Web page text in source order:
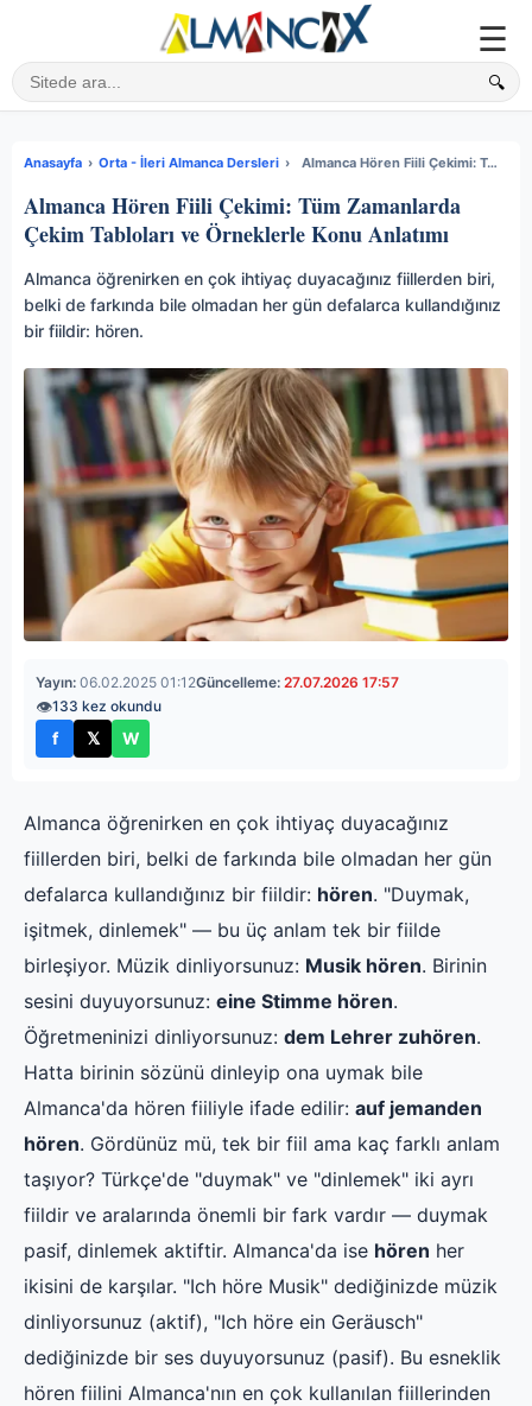
☰
Sitede ara
🔍
Anasayfa › Orta - İleri Almanca Dersleri › Almanca Hören Fiili Çekimi: Tüm Zamanlarda Çekim Tabloları ve Örneklerle Konu Anlatımı
Almanca Hören Fiili Çekimi: Tüm Zamanlarda
Çekim Tabloları ve Örneklerle Konu Anlatımı
Almanca öğrenirken en çok ihtiyaç duyacağınız fiillerden biri,
belki de farkında bile olmadan her gün defalarca kullandığınız
bir fiildir: hören.
Yayın: 06.02.2025 01:12Güncelleme: 27.07.2026 17:57
👁133 kez okundu
Facebook'ta paylaş
f
X'te paylaş
𝕏
WhatsApp'ta paylaş
W
Almanca öğrenirken en çok ihtiyaç duyacağınız
fiillerden biri, belki de farkında bile olmadan her gün
defalarca kullandığınız bir fiildir: hören. "Duymak,
işitmek, dinlemek" — bu üç anlam tek bir fiilde
birleşiyor. Müzik dinliyorsunuz: Musik hören. Birinin
sesini duyuyorsunuz: eine Stimme hören.
Öğretmeninizi dinliyorsunuz: dem Lehrer zuhören.
Hatta birinin sözünü dinleyip ona uymak bile
Almanca'da hören fiiliyle ifade edilir: auf jemanden
hören. Gördünüz mü, tek bir fiil ama kaç farklı anlam
taşıyor? Türkçe'de "duymak" ve "dinlemek" iki ayrı
fiildir ve aralarında önemli bir fark vardır — duymak
pasif, dinlemek aktiftir. Almanca'da ise hören her
ikisini de karşılar. "Ich höre Musik" dediğinizde müzik
dinliyorsunuz (aktif), "Ich höre ein Geräusch"
dediğinizde bir ses duyuyorsunuz (pasif). Bu esneklik
hören fiilini Almanca'nın en çok kullanılan fiillerinden